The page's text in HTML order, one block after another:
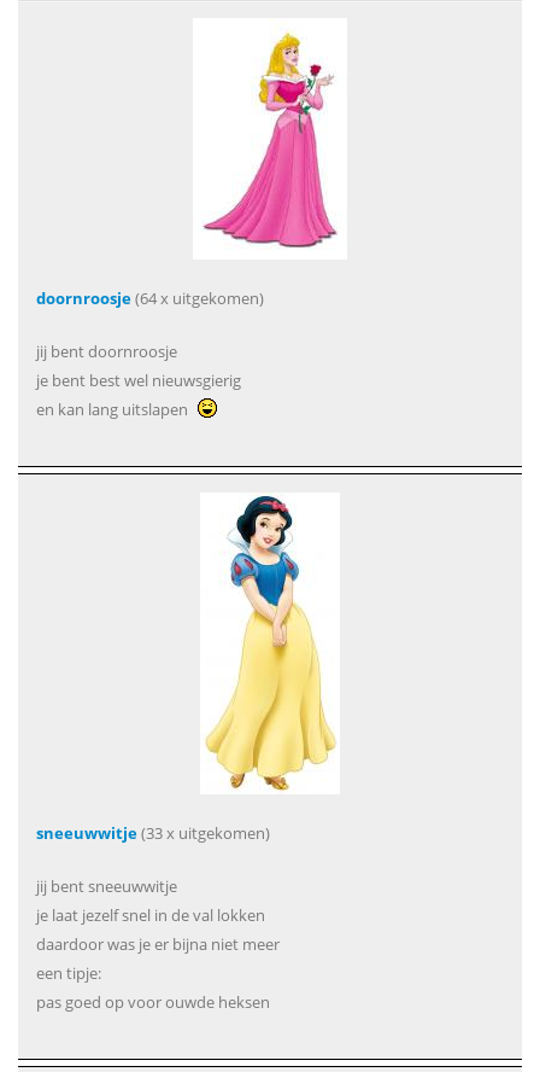
doornroosje(64 x uitgekomen)
jij bent doornroosje
je bent best wel nieuwsgierig
en kan lang uitslapen
sneeuwwitje(33 x uitgekomen)
jij bent sneeuwwitje
je laat jezelf snel in de val lokken
daardoor was je er bijna niet meer
een tipje:
pas goed op voor ouwde heksen